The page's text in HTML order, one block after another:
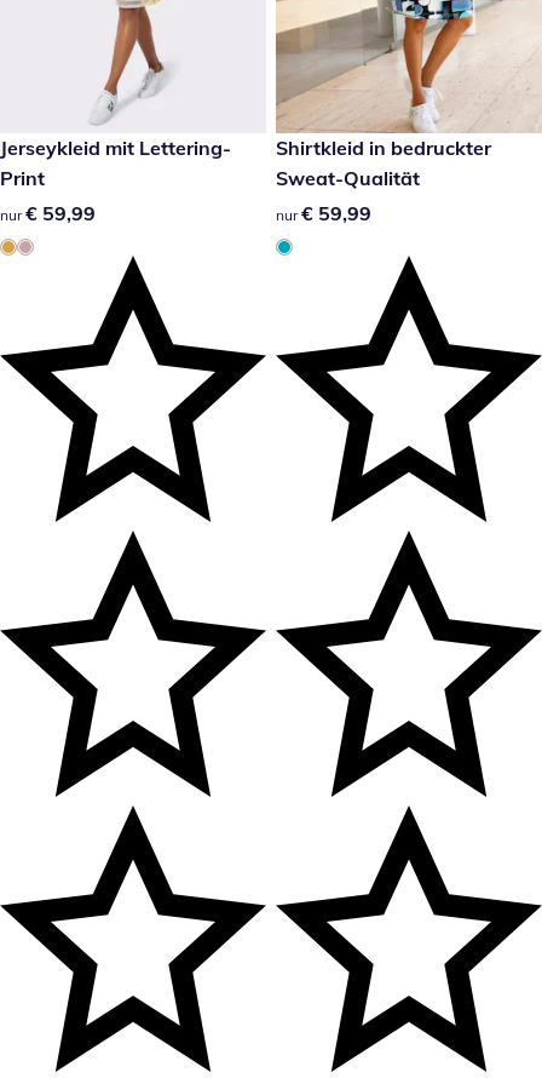
€ 59,99
Jerseykleid mit Lettering-
Print
€ 59,99
nur € 59,99
€ 59,99
Shirtkleid in bedruckter
Sweat-Qualität
€ 59,99
nur € 59,99